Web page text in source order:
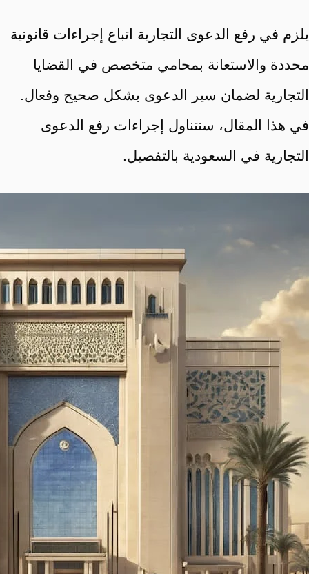
يلزم في رفع الدعوى التجارية اتباع إجراءات قانونية
محددة والاستعانة بمحامي متخصص في القضايا
التجارية لضمان سير الدعوى بشكل صحيح وفعال.
في هذا المقال، سنتناول إجراءات رفع الدعوى
التجارية في السعودية بالتفصيل.